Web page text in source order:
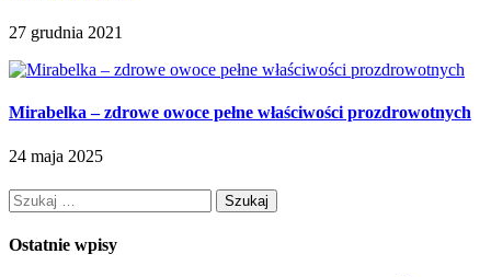
27 grudnia 2021
Mirabelka – zdrowe owoce pełne właściwości prozdrowotnych
24 maja 2025
Szukaj:
Ostatnie wpisy